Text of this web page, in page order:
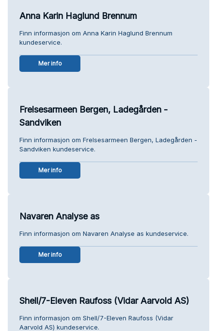
Anna Karin Haglund Brennum
Finn informasjon om Anna Karin Haglund Brennum
kundeservice.
Mer info
Frelsesarmeen Bergen, Ladegården -
Sandviken
Finn informasjon om Frelsesarmeen Bergen, Ladegården -
Sandviken kundeservice.
Mer info
Navaren Analyse as
Finn informasjon om Navaren Analyse as kundeservice.
Mer info
Shell/7-Eleven Raufoss (Vidar Aarvold AS)
Finn informasjon om Shell/7-Eleven Raufoss (Vidar
Aarvold AS) kundeservice.